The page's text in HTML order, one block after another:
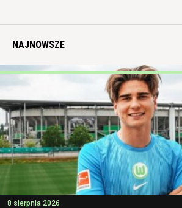
NAJNOWSZE
8 sierpnia 2026